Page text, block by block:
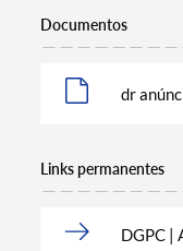
Documentos
dr
Links permanentes
DGPC |